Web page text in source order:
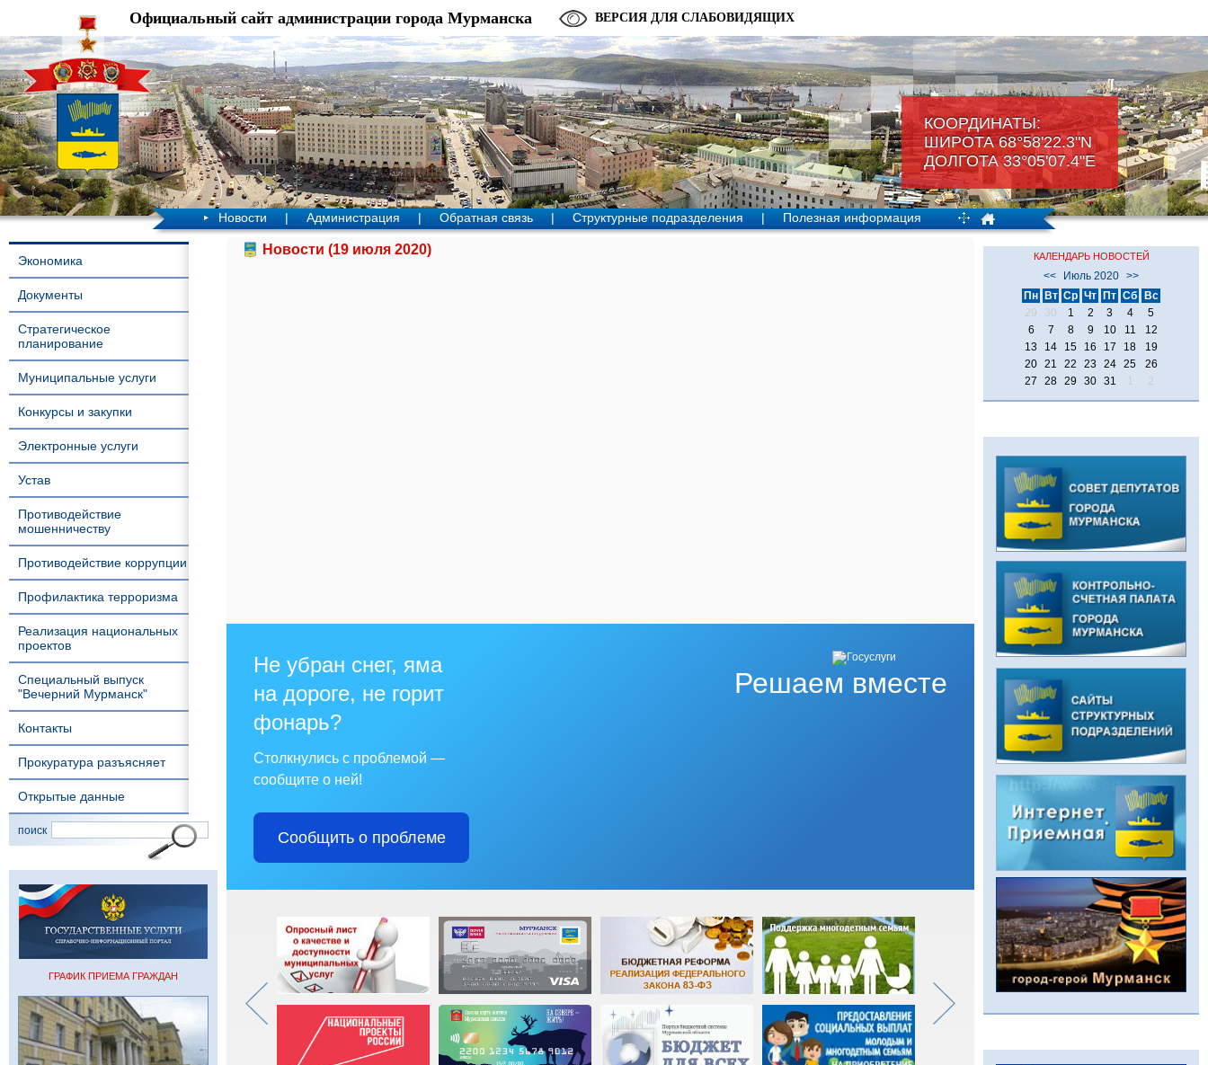
КООРДИНАТЫ:
ШИРОТА 68°58'22.3"N
ДОЛГОТА 33°05'07.4"Е
Официальный сайт администрации города Мурманска ВЕРСИЯ ДЛЯ СЛАБОВИДЯЩИХ
Новости | Администрация | Обратная связь | Структурные подразделения | Полезная информация
Экономика
Документы
Стратегическое
планирование
Муниципальные услуги
Конкурсы и закупки
Электронные услуги
Устав
Противодействие
мошенничеству
Противодействие коррупции
Профилактика терроризма
Реализация национальных
проектов
Специальный выпуск
"Вечерний Мурманск"
Контакты
Прокуратура разъясняет
Открытые данные
поиск
ГРАФИК ПРИЕМА ГРАЖДАН
Новости (19 июля 2020)
Решаем вместе
Не убран снег, яма
на дороге, не горит
фонарь?
Столкнулись с проблемой —
сообщите о ней!
Сообщить о проблеме
КАЛЕНДАРЬ НОВОСТЕЙ
<< Июль 2020 >>
Пн
Вт Ср Чт Пт Сб
Вс
29
30 1 2 3 4
5
6
7 8 9 10 11
12
13
14 15 16 17 18
19
20 21 22 23 24 25
26
27
28 29 30 31 1 2